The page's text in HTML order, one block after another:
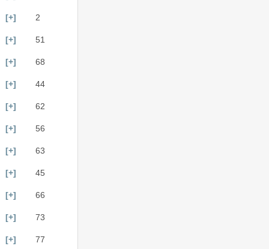
[+] 2
[+] 51
[+] 68
[+] 44
[+] 62
[+] 56
[+] 63
[+] 45
[+] 66
[+] 73
[+] 77